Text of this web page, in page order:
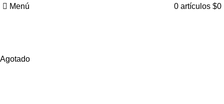
Menú 0 artículos $0
Agotado